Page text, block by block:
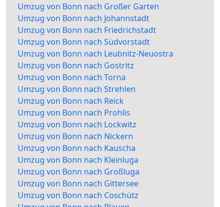
Umzug von Bonn nach Großer Garten
Umzug von Bonn nach Johannstadt
Umzug von Bonn nach Friedrichstadt
Umzug von Bonn nach Südvorstadt
Umzug von Bonn nach Leubnitz-Neuostra
Umzug von Bonn nach Gostritz
Umzug von Bonn nach Torna
Umzug von Bonn nach Strehlen
Umzug von Bonn nach Reick
Umzug von Bonn nach Prohlis
Umzug von Bonn nach Lockwitz
Umzug von Bonn nach Nickern
Umzug von Bonn nach Kauscha
Umzug von Bonn nach Kleinluga
Umzug von Bonn nach Großluga
Umzug von Bonn nach Gittersee
Umzug von Bonn nach Coschütz